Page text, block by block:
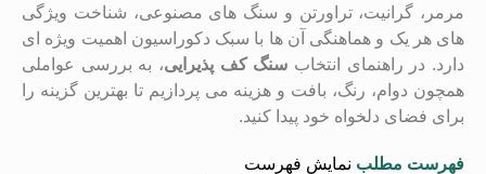
مرمر، گرانیت، تراورتن و سنگ ‌های مصنوعی، شناخت ویژگی
‌های هر یک و هماهنگی آن‌ ها با سبک دکوراسیون اهمیت ویژه‌ ای
دارد. در راهنمای انتخاب سنگ کف پذیرایی، به بررسی عواملی
همچون دوام، رنگ، بافت و هزینه می‌ پردازیم تا بهترین گزینه را
برای فضای دلخواه خود پیدا کنید.
فهرست مطلب نمایش فهرست